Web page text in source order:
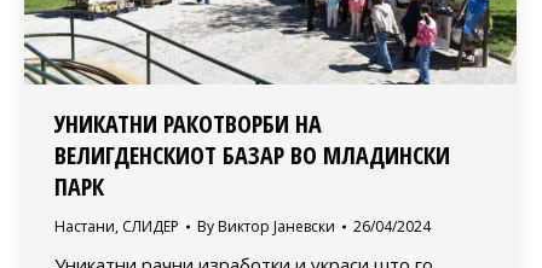
УНИКАТНИ РАКОТВОРБИ НА
ВЕЛИГДЕНСКИОТ БАЗАР ВО МЛАДИНСКИ
ПАРК
Настани, СЛИДЕР By Виктор Јаневски 26/04/2024